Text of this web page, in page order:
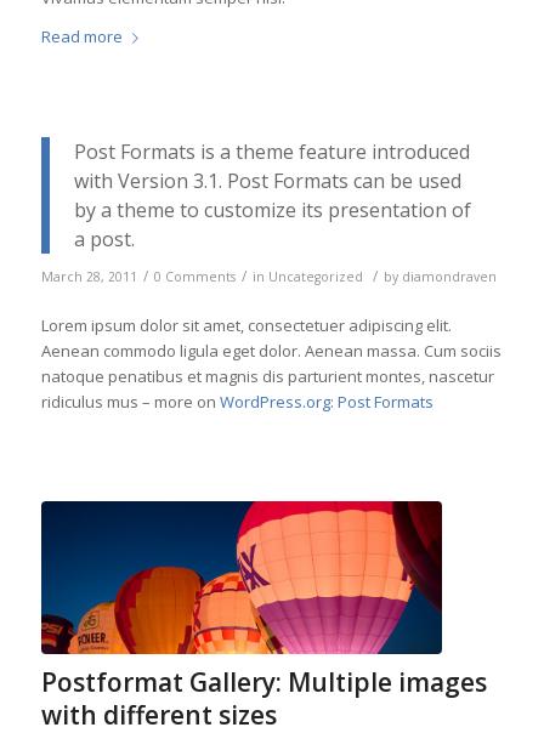
Read more
Post Formats is a theme feature introduced
with Version 3.1. Post Formats can be used
by a theme to customize its presentation of
a post.
March 28, 2011 / 0 Comments / in Uncategorized / by diamondraven
Lorem ipsum dolor sit amet, consectetuer adipiscing elit.
Aenean commodo ligula eget dolor. Aenean massa. Cum sociis
natoque penatibus et magnis dis parturient montes, nascetur
ridiculus mus – more on WordPress.org: Post Formats
Postformat Gallery: Multiple images
with different sizes